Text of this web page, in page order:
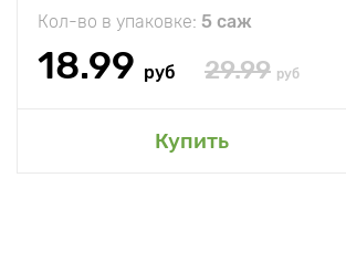
Кол-во в упаковке: 5 саж
18.99 руб 29.99 руб
Купить